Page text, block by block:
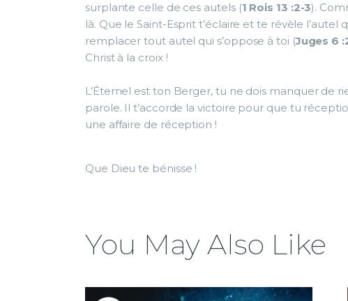
surplante celle de ces autels (1 Rois 13 :2-3).
là. Que le Saint-Esprit t’éclaire et te révèle
remplacer tout autel qui s’oppose à toi (Juges 6
Christ à la croix !
L’Éternel est ton Berger, tu ne dois manquer de
parole. Il t’accorde la victoire pour que tu
une affaire de réception !
Que Dieu te bénisse !
You May Also Like